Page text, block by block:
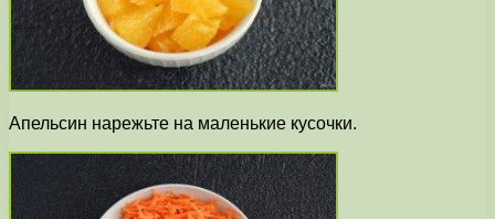
Апельсин нарежьте на маленькие кусочки.